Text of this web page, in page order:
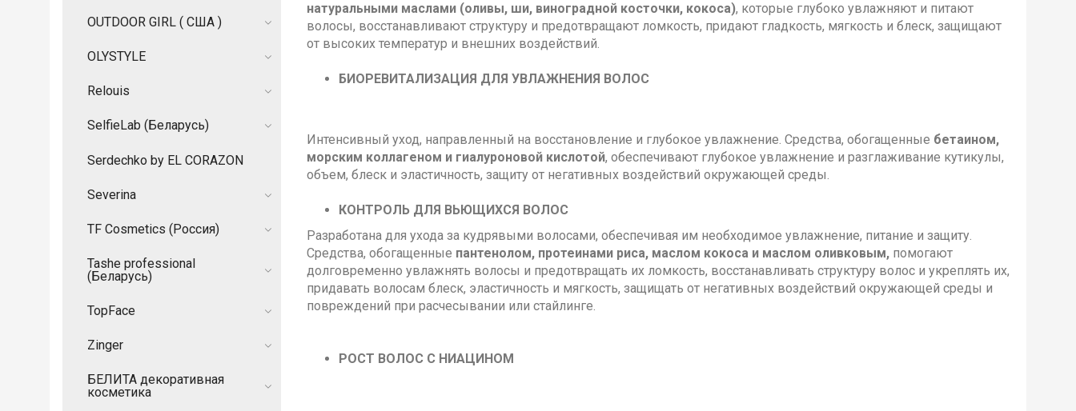
натуральными маслами (оливы, ши, виноград­ной косточки, кокоса), которые глубоко увлажняют и питают
волосы, восста­навливают структуру и предотвращают ломкость, придают гладкость, мягкость и блеск, защищают
от высоких температур и внешних воздействий.
БИОРЕВИТАЛИЗАЦИЯ ДЛЯ УВЛАЖНЕНИЯ ВОЛОС
Интенсивный уход, направленный на восстановление и глубокое увлажнение. Средства, обогащенные бетаином,
морским коллагеном и гиалуроновой кислотой, обе­спечивают глубокое увлажнение и разглаживание кутикулы,
объем, блеск и эластичность, защиту от негативных воздействий окружающей среды.
КОНТРОЛЬ ДЛЯ ВЬЮЩИХСЯ ВОЛОС
Разработана для ухода за кудрявыми волосами, обеспечивая им необходимое увлажнение, питание и защиту.
Средства, обогащенные пантенолом, протеи­нами риса, маслом кокоса и маслом оливковым, помогают
долговременно ув­лажнять волосы и предотвращать их ломкость, восстанавливать структуру волос и укреплять их,
придавать волосам блеск, эластичность и мягкость, защищать от негативных воздействий окружающей среды и
повреждений при расчесывании или стайлинге.
РОСТ ВОЛОС С НИАЦИНОМ
OUTDOOR GIRL ( США )
OLYSTYLE
Relouis
SelfieLab (Беларусь)
Serdechko by EL CORAZON
Severina
TF Cosmetics (Россия)
Tashe professional
(Беларусь)
TopFace
Zinger
БЕЛИТА декоративная
косметика